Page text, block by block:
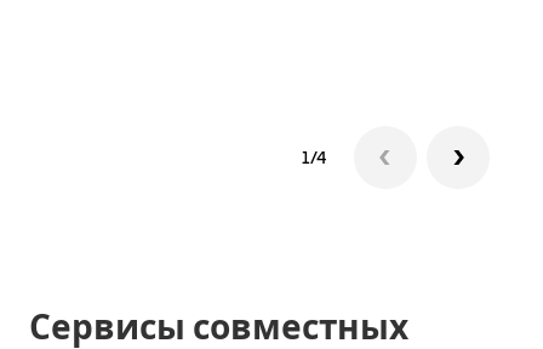
1/4
Сервисы совместных